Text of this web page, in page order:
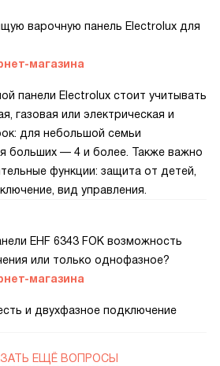
варочную панель Electrolux для
магазина
панели Electrolux стоит учитывать
газовая или электрическая и
для небольшой семьи
больших — 4 и более. Также важно
функции: защита от детей,
вид управления.
EHF 6343 FOK возможность
или только однофазное?
магазина
и двухфазное подключение
ЕЩЁ ВОПРОСЫ